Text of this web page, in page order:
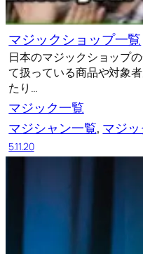
マジックショップ一覧
日本のマジックショップ
て扱っている商品や対象
たり…
マジック一覧
マジシャン一覧, マジ
5.11.20